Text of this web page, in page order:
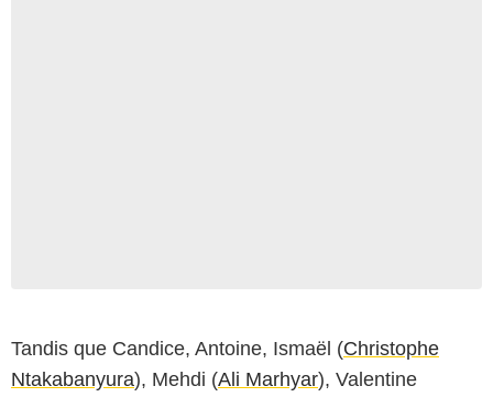
Tandis que Candice, Antoine, Ismaël (Christophe
Ntakabanyura), Mehdi (Ali Marhyar), Valentine